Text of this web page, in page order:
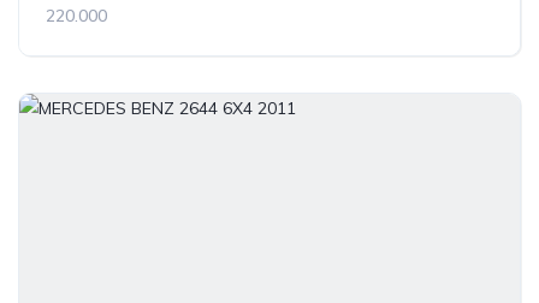
220.000